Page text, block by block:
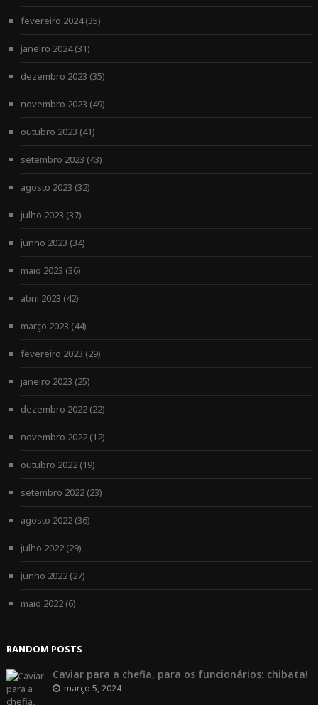
fevereiro 2024(35)
janeiro 2024(31)
dezembro 2023 (35)
novembro 2023 (49)
outubro 2023 (41)
setembro 2023 (43)
agosto 2023 (32)
julho 2023 (37)
junho 2023 (34)
maio 2023 (36)
abril 2023 (42)
março 2023 (44)
fevereiro 2023 (29)
janeiro 2023 (25)
dezembro 2022(22)
novembro 2022(12)
outubro 2022(19)
setembro 2022(23)
agosto 2022(36)
julho 2022(29)
junho 2022(27)
maio 2022(6)
RANDOM POSTS
Caviar para a chefia, para os funcionários: chibata!
março 5, 2024